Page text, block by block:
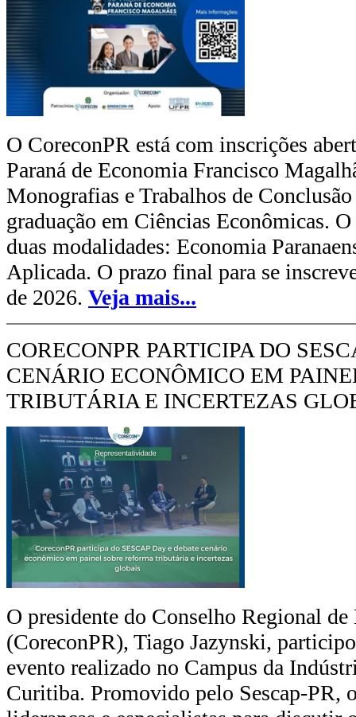
O CoreconPR está com inscrições
Paraná de Economia Francisco
Monografias e Trabalhos de
graduação em Ciências Econômicas.
duas modalidades: Economia
Aplicada. O prazo final para se
de 2026. Veja mais...
CORECONPR PARTICIPA DO
CENÁRIO ECONÔMICO EM
TRIBUTÁRIA E INCERTEZAS
O presidente do Conselho Regional de
(CoreconPR), Tiago Jazynski,
evento realizado no Campus da
Curitiba. Promovido pelo Sescap-PR,